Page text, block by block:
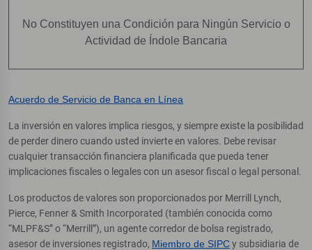
No Constituyen una Condición para Ningún Servicio o
Actividad de Índole Bancaria
Acuerdo de Servicio de Banca en Línea
La inversión en valores implica riesgos, y siempre existe la posibilidad
de perder dinero cuando usted invierte en valores. Debe revisar
cualquier transacción financiera planificada que pueda tener
implicaciones fiscales o legales con un asesor fiscal o legal personal.
Los productos de valores son proporcionados por Merrill Lynch,
Pierce, Fenner & Smith Incorporated (también conocida como
“MLPF&S” o “Merrill”), un agente corredor de bolsa registrado,
asesor de inversiones registrado, Miembro de SIPCy subsidiaria de